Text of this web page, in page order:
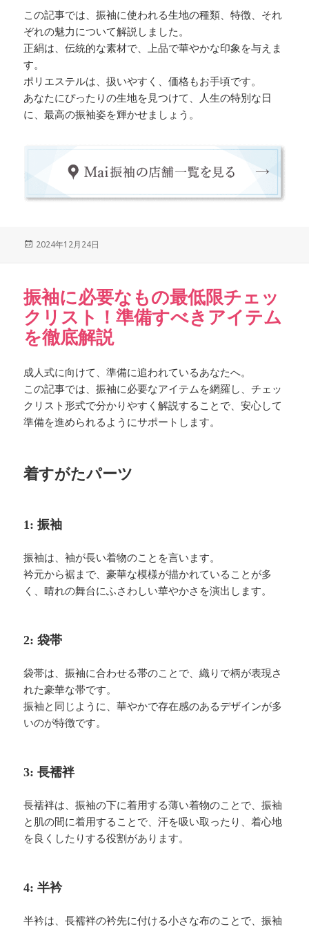
この記事では、振袖に使われる生地の種類、特徴、それ
ぞれの魅力について解説しました。
正絹は、伝統的な素材で、上品で華やかな印象を与えま
す。
ポリエステルは、扱いやすく、価格もお手頃です。
あなたにぴったりの生地を見つけて、人生の特別な日
に、最高の振袖姿を輝かせましょう。
Posted
2024年12月24日
振袖に必要なもの最低限チェッ
クリスト！準備すべきアイテム
を徹底解説
成人式に向けて、準備に追われているあなたへ。
この記事では、振袖に必要なアイテムを網羅し、チェッ
クリスト形式で分かりやすく解説することで、安心して
準備を進められるようにサポートします。
着すがたパーツ
1: 振袖
振袖は、袖が長い着物のことを言います。
衿元から裾まで、豪華な模様が描かれていることが多
く、晴れの舞台にふさわしい華やかさを演出します。
2: 袋帯
袋帯は、振袖に合わせる帯のことで、織りで柄が表現さ
れた豪華な帯です。
振袖と同じように、華やかで存在感のあるデザインが多
いのが特徴です。
3: 長襦袢
長襦袢は、振袖の下に着用する薄い着物のことで、振袖
と肌の間に着用することで、汗を吸い取ったり、着心地
を良くしたりする役割があります。
4: 半衿
半衿は、長襦袢の衿先に付ける小さな布のことで、振袖